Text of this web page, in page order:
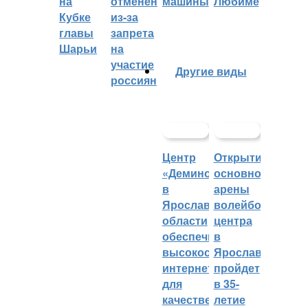
Кубке
главы
Шарьи
из-за
запрета
на
участие
россиян
Другие виды
Центр
«Демино»
в
Ярославской
области
обеспечивают
высокоскоростным
интернетом
для
качественных
Открытие
основной
арены
волейбольного
центра
в
Ярославле
пройдет
в 35-
летие